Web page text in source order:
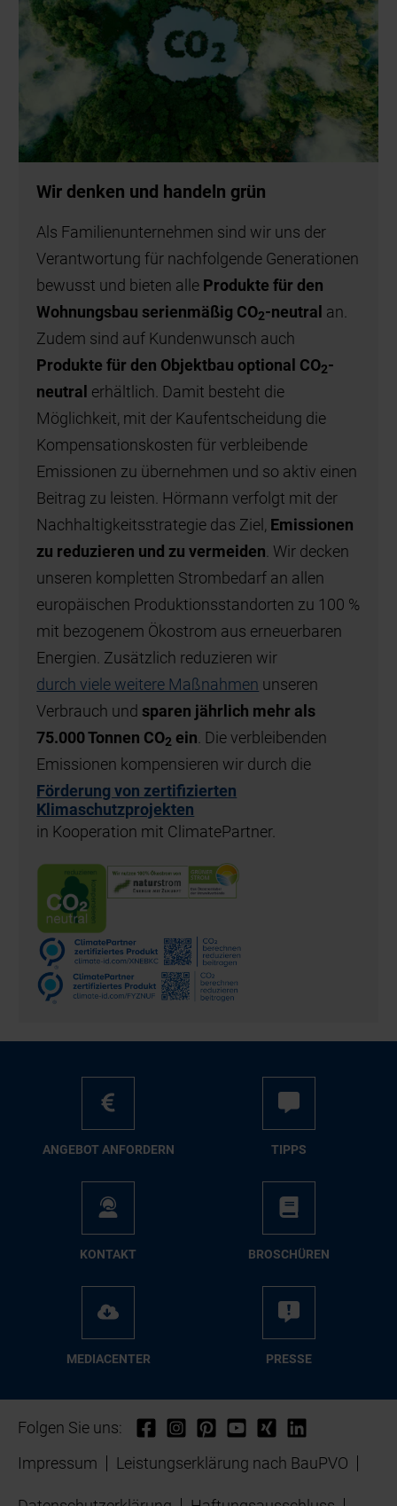
Wir denken und handeln grün
Als Familienunternehmen sind wir uns der
Verantwortung für nachfolgende Generationen
bewusst und bieten alle Produkte für den
Wohnungsbau serienmäßig CO2-neutral an.
Zudem sind auf Kundenwunsch auch
Produkte für den Objektbau optional CO2-
neutral erhältlich. Damit besteht die
Möglichkeit, mit der Kaufentscheidung die
Kompensationskosten für verbleibende
Emissionen zu übernehmen und so aktiv einen
Beitrag zu leisten. Hörmann verfolgt mit der
Nachhaltigkeitsstrategie das Ziel, Emissionen
zu reduzieren und zu vermeiden . Wir decken
unseren kompletten Strombedarf an allen
europäischen Produktionsstandorten zu 100 %
mit bezogenem Ökostrom aus erneuerbaren
Energien. Zusätzlich reduzieren wir
durch viele weitere Maßnahmen unseren
Verbrauch und sparen jährlich mehr als
75.000 Tonnen CO2 ein . Die verbleibenden
Emissionen kompensieren wir durch die
Förderung von zertifizierten
Klimaschutzprojekten
in Kooperation mit ClimatePartner.
AN­GE­BOT AN­FOR­DERN TIPPS
KON­TAKT BRO­SCHÜ­REN
ME­DIA­CEN­TER PRES­SE
Folgen Sie uns:
Impressum
Leistungserklärung nach BauPVO